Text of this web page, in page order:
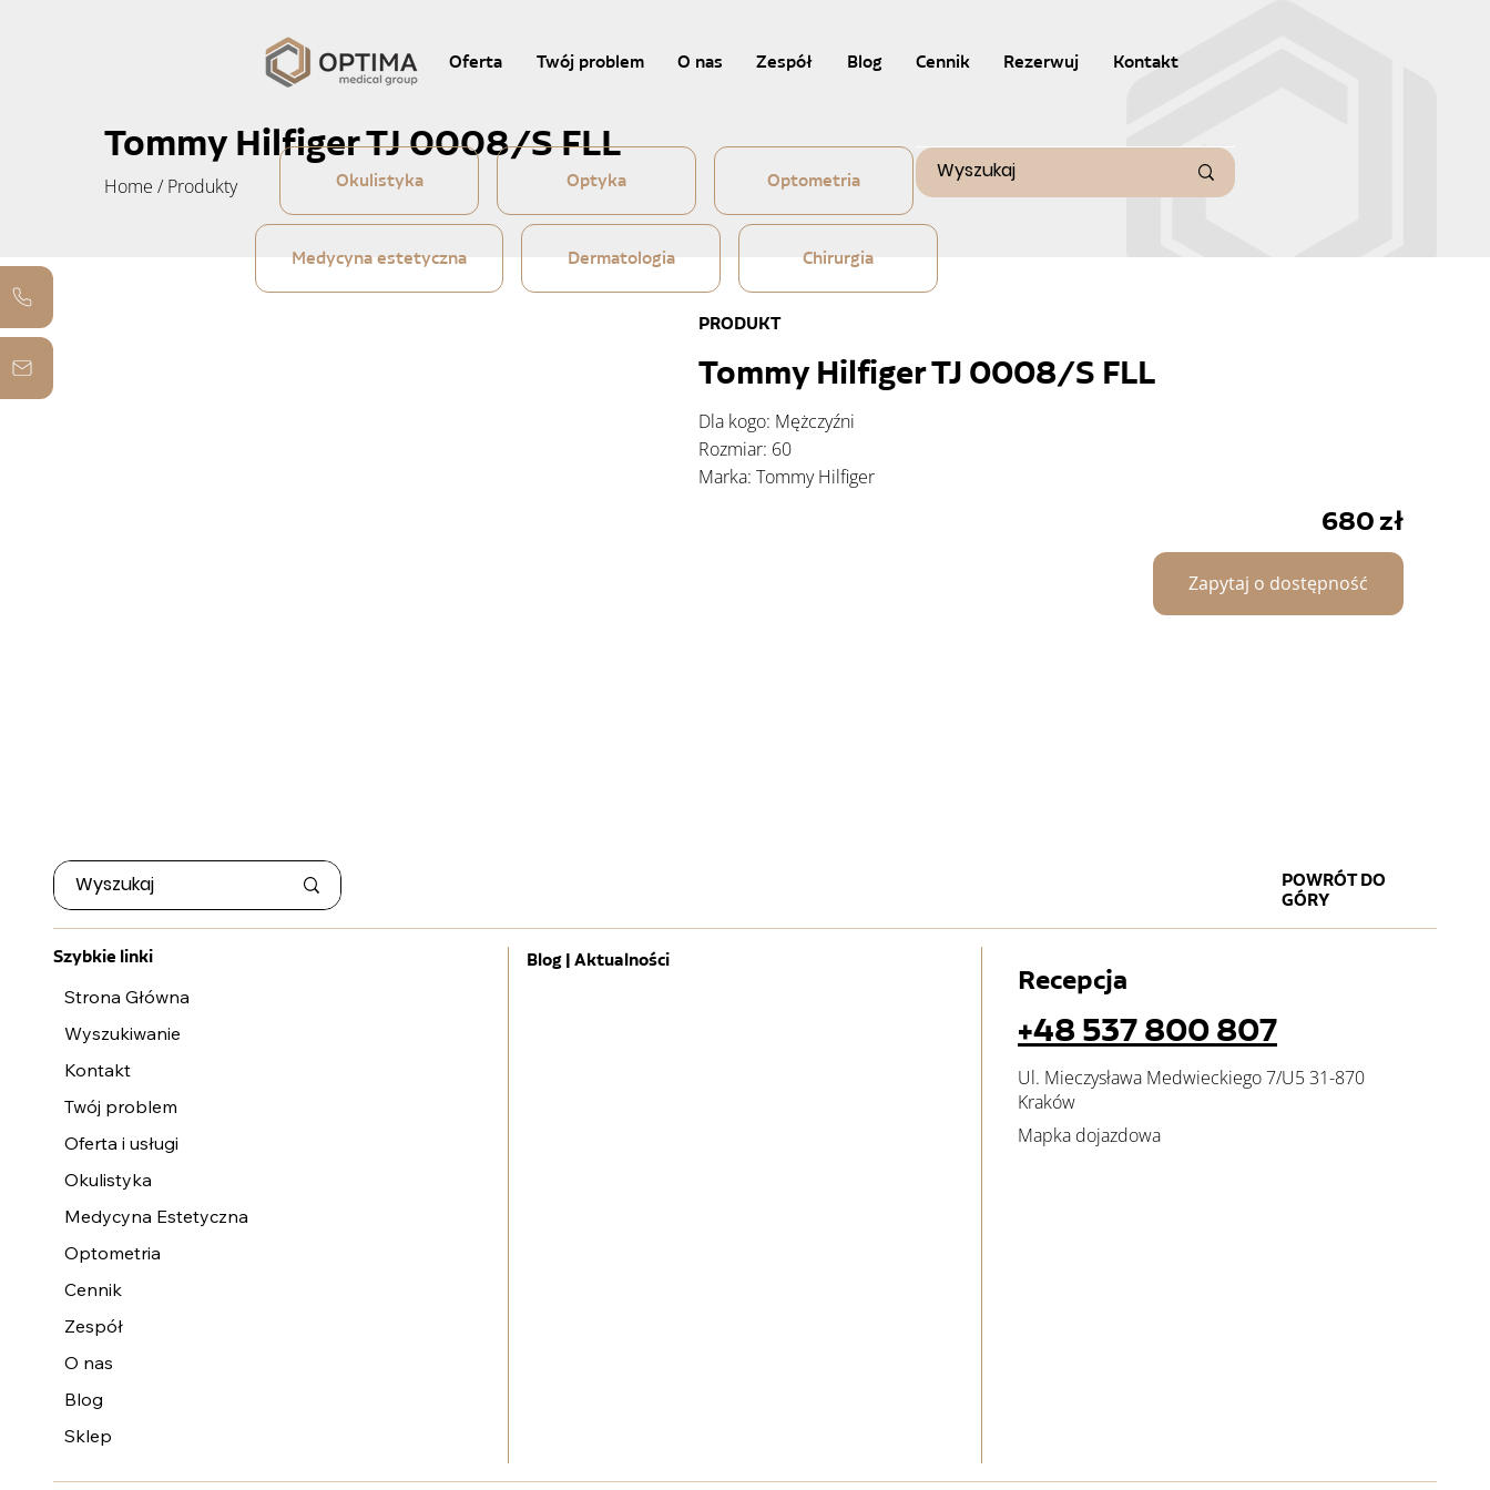
Okulistyka Optyka Optometria
Medycyna estetyczna Dermatologia Chirurgia
Oferta Twój problem O nas Zespół Blog Cennik Rezerwuj Kontakt
Tommy Hilfiger TJ 0008/S FLL
Home / Produkty
PRODUKT
Tommy Hilfiger TJ 0008/S FLL
Dla kogo: Mężczyźni
Rozmiar: 60
Marka: Tommy Hilfiger
680zł
Zapytaj o dostępność
Szybkie linki
Strona Główna
Wyszukiwanie
Kontakt
Twój problem
Oferta i usługi
Okulistyka
Medycyna Estetyczna
Optometria
Cennik
Zespół
O nas
Blog
Sklep
Blog | Aktualności
Recepcja
+48 537 800 807
Ul. Mieczysława Medwieckiego 7/U5 31-870
Kraków
Mapka dojazdowa
POWRÓT DO
GÓRY